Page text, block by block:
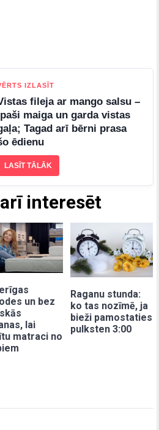
interesēt
un bez
lai
matraci no
Raganu stunda:
ko tas nozīmē, ja
bieži pamostaties
pulksten 3:00
IZLASĪT
fileja ar mango salsu –
maiga un garda vistas
Tagad arī bērni prasa
ēdienu
LASĪT TĀLĀK